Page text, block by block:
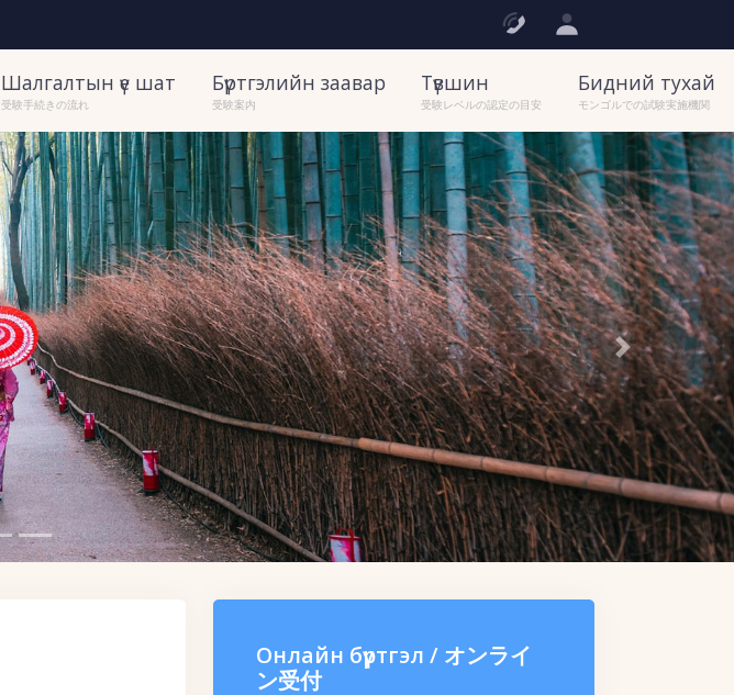
Шалгалтын үе шат
受験手続きの流れ
Бүртгэлийн заавар
受験案内
Түвшин
受験レベルの認定の目安
Бидний тухай
モンゴルでの試験実施機関
Next
Онлайн бүртгэл / オンライ
ン受付